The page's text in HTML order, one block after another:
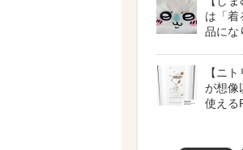
は「着
品にな
【ニ
が想像
使える